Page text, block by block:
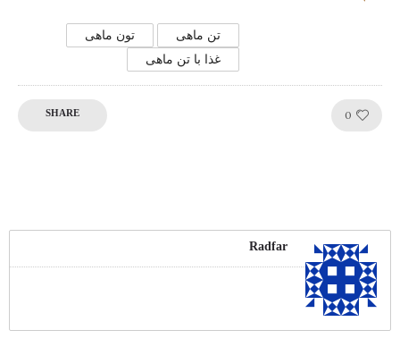
تن ماهی
تون ماهی
غذا با تن ماهی
0
SHARE
Radfar